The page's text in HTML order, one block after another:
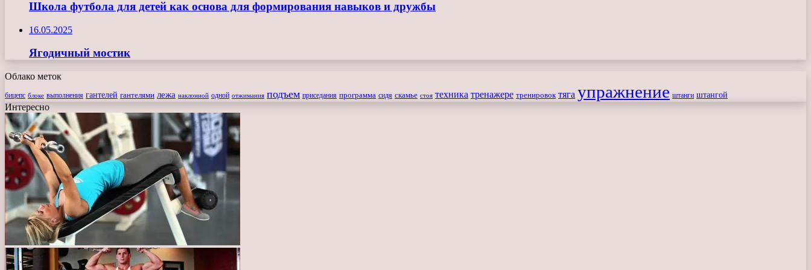
Школа футбола для детей как основа для формирования навыков и дружбы
16.05.2025
Ягодичный мостик
Облако меток
бицепс блоке выполнения гантелей гантелями лежа наклонной одной отжимания подъем приседания программа сидя скамье стоя техника тренажере тренировок тяга упражнение штанги штангой
Интересно